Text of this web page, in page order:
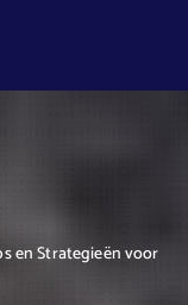
en Strategieën voor